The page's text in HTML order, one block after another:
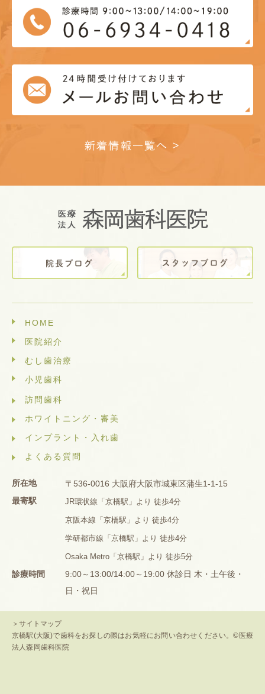
新着情報一覧へ >
HOME
医院紹介
むし歯治療
小児歯科
訪問歯科
ホワイトニング・審美
インプラント・入れ歯
よくある質問
所在地
〒536-0016 大阪府大阪市城東区蒲生1-1-15
最寄駅
JR環状線「京橋駅」より 徒歩4分
京阪本線「京橋駅」より 徒歩4分
学研都市線「京橋駅」より 徒歩4分
Osaka Metro「京橋駅」より 徒歩5分
診療時間
9:00～13:00/14:00～19:00 休診日 木・土午後・
日・祝日
＞サイトマップ
京橋駅(大阪)で歯科をお探しの際はお気軽にお問い合わせください。©医療
法人森岡歯科医院